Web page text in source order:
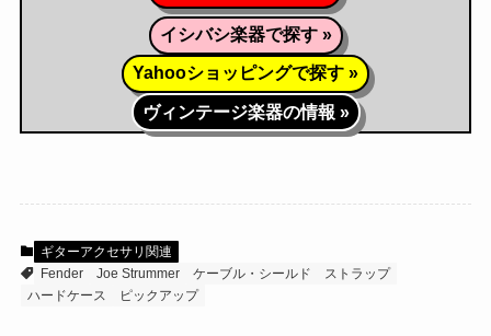
イシバシ楽器で探す »
Yahooショッピングで探す »
ヴィンテージ楽器の情報 »
ギターアクセサリ関連
Fender
Joe Strummer ケーブル・シールド
ストラップ
ハードケース
ピックアップ